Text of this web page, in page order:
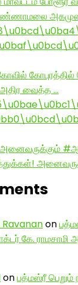
அதிர வைத்த …
on
கே. ராமசாமி
onபத்மஸ்ரீ பெறும்